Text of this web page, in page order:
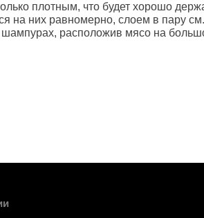
плотным, что будет хорошо
на них равномерно, слоем в пару
шампурах, расположив мясо на